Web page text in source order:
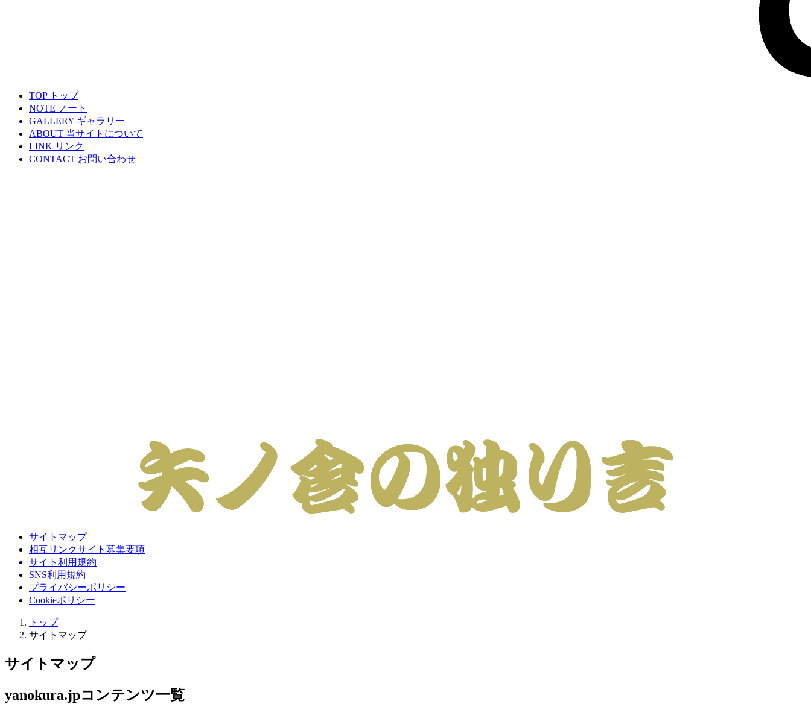
TOP トップ
NOTE ノート
GALLERY ギャラリー
ABOUT 当サイトについて
LINK リンク
CONTACT お問い合わせ
サイトマップ
相互リンクサイト募集要項
サイト利用規約
SNS利用規約
プライバシーポリシー
Cookieポリシー
トップ
サイトマップ
サイトマップ
yanokura.jpコンテンツ一覧